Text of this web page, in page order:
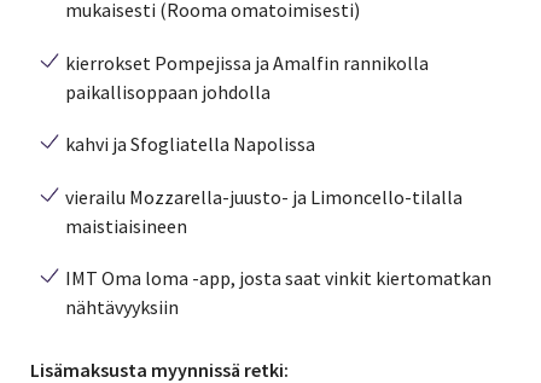
mukaisesti (Rooma omatoimisesti)
kierrokset Pompejissa ja Amalfin rannikolla
paikallisoppaan johdolla
kahvi ja Sfogliatella Napolissa
vierailu Mozzarella-juusto- ja Limoncello-tilalla
maistiaisineen
IMT Oma loma -app, josta saat vinkit kiertomatkan
nähtävyyksiin
Lisämaksusta myynnissä retki: